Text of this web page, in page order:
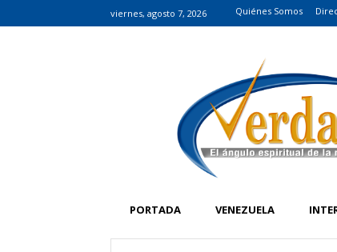
viernes, agosto 7, 2026 Quiénes Somos
PORTADA VENEZUELA